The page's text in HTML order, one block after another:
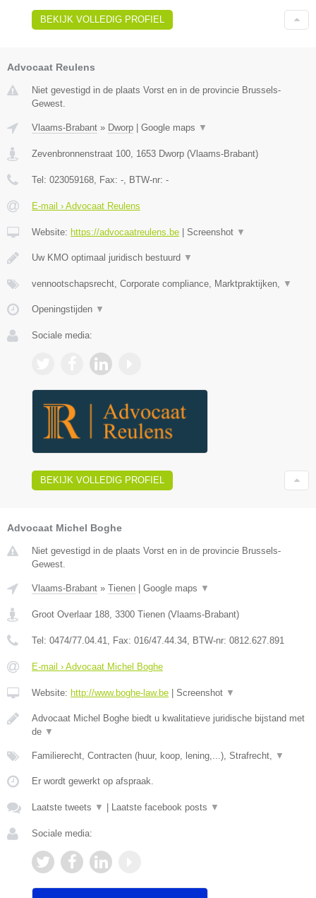
BEKIJK VOLLEDIG PROFIEL
Advocaat Reulens
Niet gevestigd in de plaats Vorst en in de provincie Brussels-
Gewest.
Vlaams-Brabant » Dworp Google maps ▼
Zevenbronnenstraat 100 1653 Dworp (Vlaams-Brabant)
Tel: 023059168 , Fax: - , BTW-nr: -
E-mail › Advocaat Reulens
Website: https://advocaatreulens.be Screenshot ▼
Uw KMO optimaal juridisch bestuurd ▼
vennootschapsrecht, Corporate compliance, Marktpraktijken, ▼
Openingstijden ▼
Sociale media:
BEKIJK VOLLEDIG PROFIEL
Advocaat Michel Boghe
Niet gevestigd in de plaats Vorst en in de provincie Brussels-
Gewest.
Vlaams-Brabant » Tienen Google maps ▼
Groot Overlaar 188, 3300 Tienen (Vlaams-Brabant)
Tel: 0474/77.04.41, Fax: 016/47.44.34, BTW-nr: ​0812.627.891
E-mail › Advocaat Michel Boghe
Website: http://www.boghe-law.be Screenshot ▼
Advocaat Michel Boghe biedt u kwalitatieve juridische bijstand met
de ▼
Familierecht, Contracten (huur, koop, lening,...), Strafrecht, ▼
Er wordt gewerkt op afspraak.
Laatste tweets ▼ Laatste facebook posts ▼
Sociale media: